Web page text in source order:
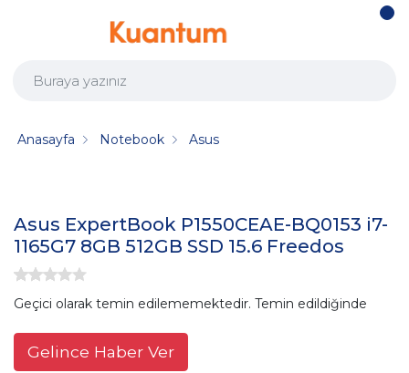
Anasayfa Notebook Asus
Asus ExpertBook P1550CEAE-BQ0153 i7-
1165G7 8GB 512GB SSD 15.6 Freedos
Geçici olarak temin edilememektedir. Temin edildiğinde
Gelince Haber Ver